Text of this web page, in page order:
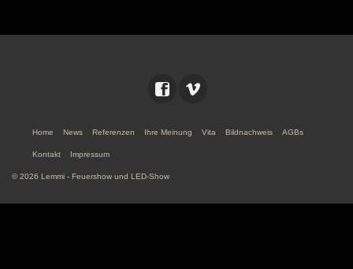
Home News Referenzen Ihre Meinung Vita Bildnachweis AGBs
Kontakt Impressum
© 2026 Lemmi - Feuershow und LED-Show